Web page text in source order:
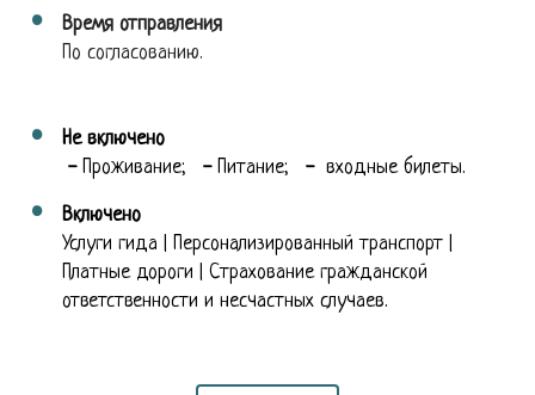
Время отправления
По согласованию.
Не включено
- Проживание; - Питание; -входные билеты.
Включено
Услуги гида | Персонализированный транспорт |
Платные дороги | Страхование гражданской
ответственности и несчастных случаев.